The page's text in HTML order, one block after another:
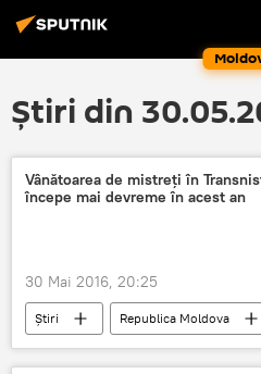
Știri din
Vânătoarea de mistreţi în
începe mai devreme în acest an
30 Mai 2016, 20:25
Știri Republica Moldova
daune
vânătoare